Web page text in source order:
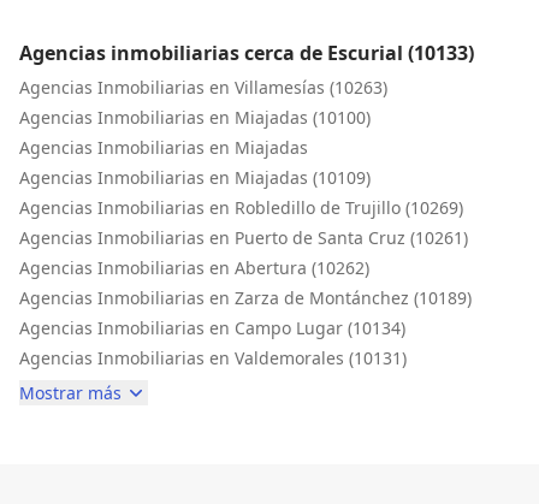
Agencias inmobiliarias cerca de Escurial (10133)
Agencias Inmobiliarias en Villamesías (10263)
Agencias Inmobiliarias en Miajadas (10100)
Agencias Inmobiliarias en Miajadas
Agencias Inmobiliarias en Miajadas (10109)
Agencias Inmobiliarias en Robledillo de Trujillo (10269)
Agencias Inmobiliarias en Puerto de Santa Cruz (10261)
Agencias Inmobiliarias en Abertura (10262)
Agencias Inmobiliarias en Zarza de Montánchez (10189)
Agencias Inmobiliarias en Campo Lugar (10134)
Agencias Inmobiliarias en Valdemorales (10131)
Mostrar más